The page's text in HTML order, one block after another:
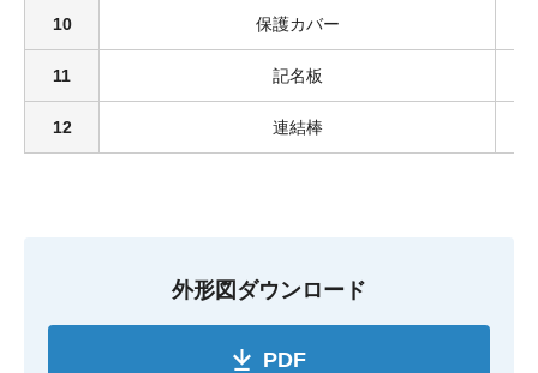
10 保護カバー
11 記名板
12 連結棒
外形図ダウンロード
PDF